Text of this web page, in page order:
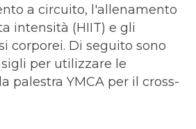
a circuito, l'allenamento
intensità (HIIT) e gli
corporei. Di seguito sono
per utilizzare le
palestra YMCA per il cross-